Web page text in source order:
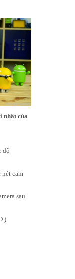
nhất của
độ
nét cảm
sau
)